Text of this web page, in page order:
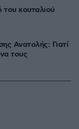
του κουταλιού
Ανατολής: Γιατί
τους